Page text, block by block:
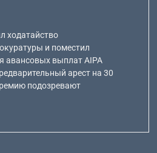
ходатайство
и поместил
авансовых выплат AIPA
арест на 30
подозревают